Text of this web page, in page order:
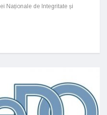
Naționale de Integritate și